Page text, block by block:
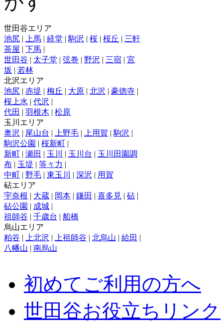
世田谷エリア
池尻 | 上馬 | 経堂 | 駒沢 | 桜 | 桜丘 | 三軒
茶屋 | 下馬 |
世田谷 | 太子堂 | 弦巻 | 野沢 | 三宿 | 宮
坂 | 若林
北沢エリア
池尻 | 赤堤 | 梅丘 | 大原 | 北沢 | 豪徳寺 |
桜上水 | 代沢 |
代田 | 羽根木 | 松原
玉川エリア
奥沢 | 尾山台 | 上野毛 | 上用賀 | 駒沢 |
駒沢公園 | 桜新町 |
新町 | 瀬田 | 玉川 | 玉川台 | 玉川田園調
布 | 玉堤 | 等々力 |
中町 | 野毛 | 東玉川 | 深沢 | 用賀
砧エリア
宇奈根 | 大蔵 | 岡本 | 鎌田 | 喜多見 | 砧 |
砧公園 | 成城 |
祖師谷 | 千歳台 | 船橋
烏山エリア
粕谷 | 上北沢 | 上祖師谷 | 北烏山 | 給田 |
八幡山 | 南烏山
初めてご利用の方へ
世田谷お役立ちリンク